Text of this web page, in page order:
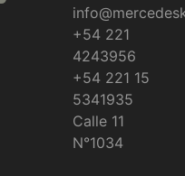
+54 221
4243956
+54 221 15
5341935
Calle 11
N°1034